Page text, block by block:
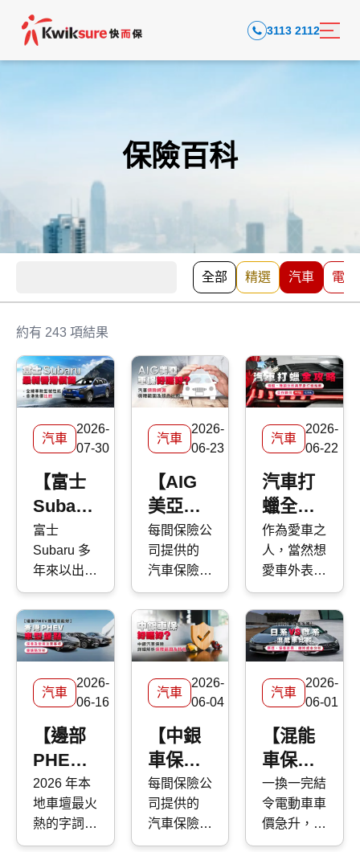
3113 2112
保險百科
全部 精選 汽車 電
約有 243 項結果
汽車
2026-
07-30
【富士
Subaru
最新香
港價
錢】富
Subaru
全線車
款 - 型
號性能
及香港
售價比
較
富士
Subaru 多
年來以出色
操控表現贏
得不少支
持，近年除
汽油車外，
電動車，甚
至香港車壇
愈見稀少的
雙門跑車。
保 便為大
家逐一剖析
富士
汽車
2026-
06-23
【AIG
美亞車
保好唔
好】汽
車保險
測 | 保
障範圍
及特色
比較
每間保險公
司提供的
汽車保險
保障各有不
同，應該點
揀好？ 快
而保
帶你深入了
解 AIG 美
亞車保
2026 年保
障與價格，
評析 AIG
美亞 汽車
保險 優缺
汽車
2026-
06-22
汽車打
蠟全攻
略：價
錢、種
類分析
打蠟推
薦
作為愛車之
人，當然想
愛車外表時
刻保持光澤
亮麗，不過
面對香港複
雜的環境，
高溫、雨水
等，令車身
不經不覺地
變得暗淡無
光，如果不
及時打理保
護，隨時會
對車漆造成
汽車
2026-
06-16
【邊部
PHEV
插電混
能好】
2026香
2026 年本
地車壇最火
熱的字詞，
相信繼年初
汽車
2026-
06-04
【中銀
車保好
唔好】
中銀集
團保險
每間保險公
司提供的
汽車保險
保障各有不
汽車
2026-
06-01
【混能
車保養
攻略】
日系 vs
歐系混
一換一完結
令電動車車
價急升，吸
引力減弱，